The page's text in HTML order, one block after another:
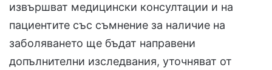
извършват медицински консултации и на
пациентите със съмнение за наличие на
заболяването ще бъдат направени
допълнителни изследвания, уточняват от